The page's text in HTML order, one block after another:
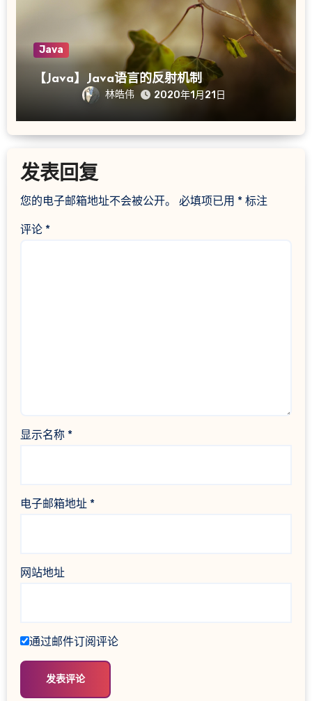
Java
【Java】Java语言的反射机制
林皓伟 2020年1月21日
发表回复
您的电子邮箱地址不会被公开。 必填项已用 * 标注
评论 *
显示名称 *
电子邮箱地址 *
网站地址
通过邮件订阅评论